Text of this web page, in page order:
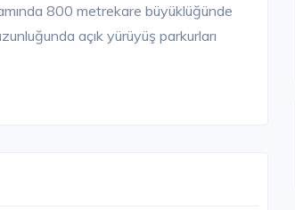
800 metrekare büyüklüğünde
açık yürüyüş parkurları